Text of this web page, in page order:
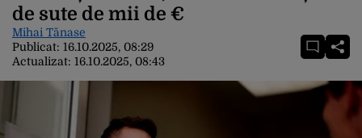
de sute de mii de €
Mihai Tănase
Publicat: 16.10.2025, 08:29
Actualizat: 16.10.2025, 08:43